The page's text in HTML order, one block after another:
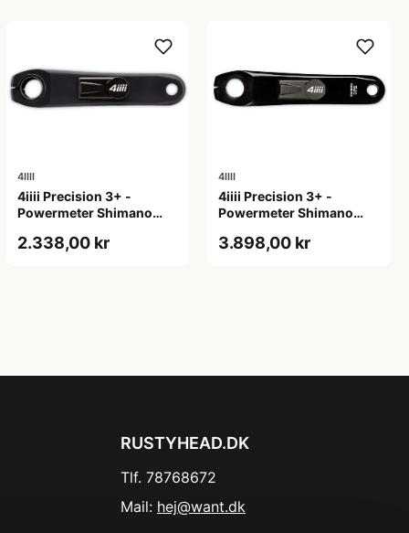
4IIII
4iiii Precision 3+ -
Powermeter Shimano
175mm
2.338,00 kr
4IIII
4iiii Precision 3+ -
Powermeter Shimano
side - 165mm
3.898,00 kr
RUSTYHEAD.DK
Tlf. 78768672
Mail: hej@want.dk